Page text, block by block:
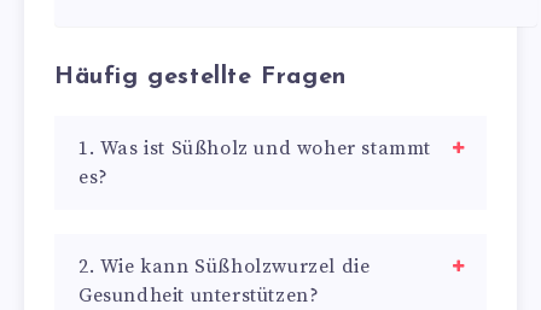
Häufig gestellte Fragen
1. Was ist Süßholz und woher stammt
es?
2. Wie kann Süßholzwurzel die
Gesundheit unterstützen?